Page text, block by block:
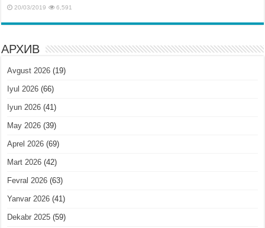
20/03/2019 6,591
АРХИВ
Avgust 2026 (19)
Iyul 2026 (66)
Iyun 2026 (41)
May 2026 (39)
Aprel 2026 (69)
Mart 2026 (42)
Fevral 2026 (63)
Yanvar 2026 (41)
Dekabr 2025 (59)